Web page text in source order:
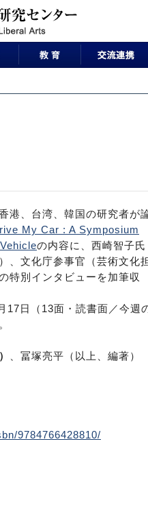
港、台湾、韓国の研究者が
My Car : A Symposium
の内容に、西崎智子氏
、文化庁参事官（芸術文化
特別インタビューを加筆収
17日（13面・読書面／今週
、冨塚亮平（以上、編著）
9784766428810/